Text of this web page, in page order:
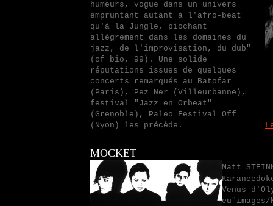
humeurs, vogue dans un univers
empruntant autant à l'afro-beat
qu'à la Jungle, piochant
allègrement dans les domaines du
jazz, de l'improvisation, du dub"
(cf bio. 99). Une solide
réputations issues de quelques
concerts remarqués au Batofar
(Paris), Pez Ner (Villeurbanne),
festival "Jazz en Orbeat"
(Grenoble), Paleo Festival Off
(Nyon) les précède.
MOCKET
Matt
Venus
eu"images/